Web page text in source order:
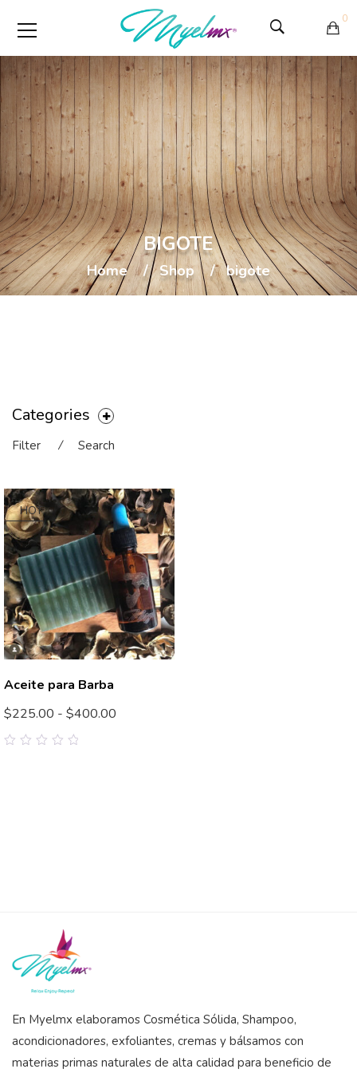
0
BIGOTE
Home Shop bigote
Categories
Filter ⁄ Search
HOT
Aceite para Barba
$225.00 - $400.00
En Myelmx elaboramos Cosmética Sólida, Shampoo,
acondicionadores, exfoliantes, cremas y bálsamos con
materias primas naturales de alta calidad para beneficio de